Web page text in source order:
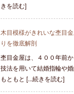
きを読む]
木目模様がきれいな杢目
りを徹底解剖
杢目金屋は、４００年前
技法を用いて結婚指輪や
もともと [...続きを読む]